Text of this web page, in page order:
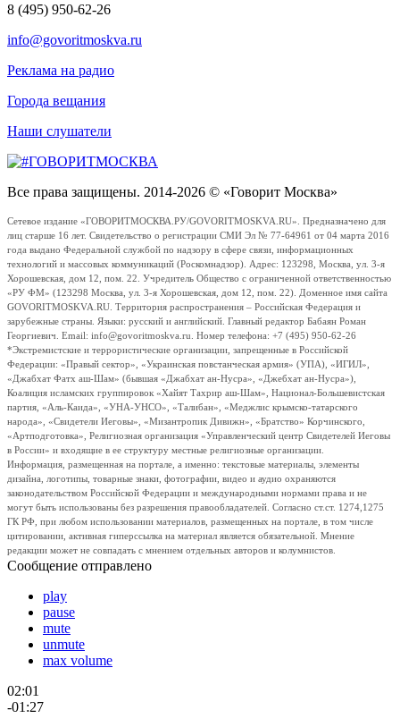
8 (495) 950-62-26
info@govoritmoskva.ru
Реклама на радио
Города вещания
Наши слушатели
Все права защищены. 2014-2026 © «Говорит Москва»
Сетевое издание «ГОВОРИТМОСКВА.РУ/GOVORITMOSKVA.RU». Предназначено для
лиц старше 16 лет. Свидетельство о регистрации СМИ Эл № 77-64961 от 04 марта 2016
года выдано Федеральной службой по надзору в сфере связи, информационных
технологий и массовых коммуникаций (Роскомнадзор). Адрес: 123298, Москва, ул. 3-я
Хорошевская, дом 12, пом. 22. Учредитель Общество с ограниченной ответственностью
«РУ ФМ» (123298 Москва, ул. 3-я Хорошевская, дом 12, пом. 22). Доменное имя сайта
GOVORITMOSKVA.RU. Территория распространения – Российская Федерация и
зарубежные страны. Языки: русский и английский. Главный редактор Бабаян Роман
Георгиевич. Email: info@govoritmoskva.ru. Номер телефона: +7 (495) 950-62-26
*Экстремистские и террористические организации, запрещенные в Российской
Федерации: «Правый сектор», «Украинская повстанческая армия» (УПА), «ИГИЛ»,
«Джабхат Фатх аш-Шам» (бывшая «Джабхат ан-Нусра», «Джебхат ан-Нусра»),
Коалиция исламских группировок «Хайят Тахрир аш-Шам», Национал-Большевистская
партия, «Аль-Каида», «УНА-УНСО», «Талибан», «Меджлис крымско-татарского
народа», «Свидетели Иеговы», «Мизантропик Дивижн», «Братство» Корчинского,
«Артподготовка», Религиозная организация «Управленческий центр Свидетелей Иеговы
в России» и входящие в ее структуру местные религиозные организации.
Информация, размещенная на портале, а именно: текстовые материалы, элементы
дизайна, логотипы, товарные знаки, фотографии, видео и аудио охраняются
законодательством Российской Федерации и международными нормами права и не
могут быть использованы без разрешения правообладателей. Согласно ст.ст. 1274,1275
ГК РФ, при любом использовании материалов, размещенных на портале, в том числе
цитировании, активная гиперссылка на материал является обязательной. Мнение
редакции может не совпадать с мнением отдельных авторов и колумнистов.
Сообщение отправлено
play
pause
mute
unmute
max volume
02:01
-01:27